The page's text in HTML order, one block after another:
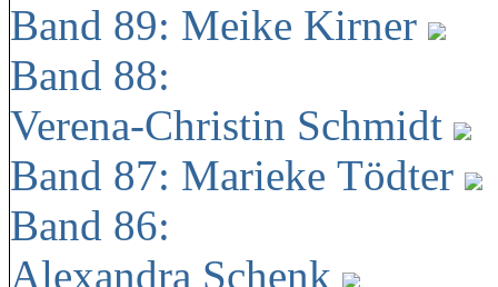
Band 89: Meike Kirner
Band 88:
Verena-Christin Schmidt
Band 87: Marieke Tödter
Band 86:
Alexandra Schenk